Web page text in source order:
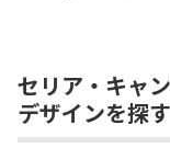
セリア・キャ
デザインを探す